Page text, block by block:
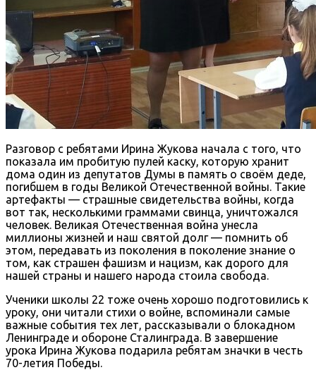
Разговор с ребятами Ирина Жукова начала с того, что
показала им пробитую пулей каску, которую хранит
дома один из депутатов Думы в память о своём деде,
погибшем в годы Великой Отечественной войны. Такие
артефакты — страшные свидетельства войны, когда
вот так, несколькими граммами свинца, уничтожался
человек. Великая Отечественная война унесла
миллионы жизней и наш святой долг — помнить об
этом, передавать из поколения в поколение знание о
том, как страшен фашизм и нацизм, как дорого для
нашей страны и нашего народа стоила свобода.
Ученики школы 22 тоже очень хорошо подготовились к
уроку, они читали стихи о войне, вспоминали самые
важные события тех лет, рассказывали о блокадном
Ленинграде и обороне Сталинграда. В завершение
урока Ирина Жукова подарила ребятам значки в честь
70-летия Победы.